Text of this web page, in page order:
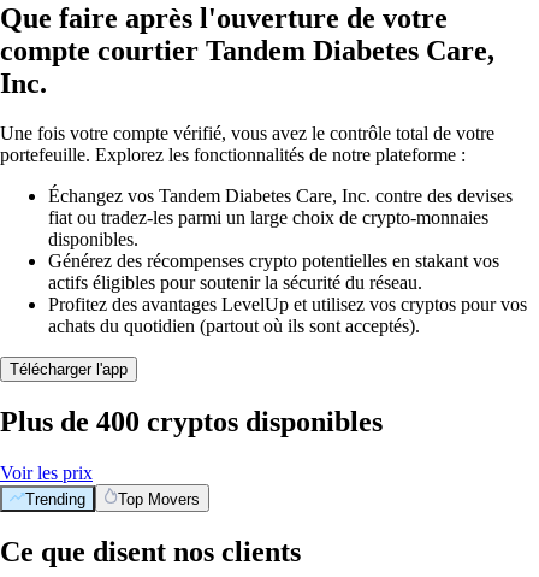
Que faire après l'ouverture de votre
compte courtier Tandem Diabetes Care,
Inc.
Une fois votre compte vérifié, vous avez le contrôle total de votre
portefeuille. Explorez les fonctionnalités de notre plateforme :
Échangez vos Tandem Diabetes Care, Inc. contre des devises
fiat ou tradez-les parmi un large choix de crypto-monnaies
disponibles.
Générez des récompenses crypto potentielles en stakant vos
actifs éligibles pour soutenir la sécurité du réseau.
Profitez des avantages LevelUp et utilisez vos cryptos pour vos
achats du quotidien (partout où ils sont acceptés).
Télécharger l'app
Plus de 400 cryptos disponibles
Voir les prix
Trending Top Movers
Ce que disent nos clients